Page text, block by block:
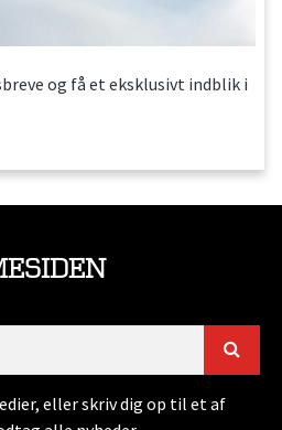
og få et eksklusivt indblik i
eller skriv dig op til et af